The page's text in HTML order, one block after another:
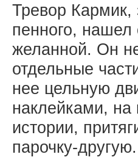
Тревор Кармик,
пенного, нашел
желанной. Он
отдельные
нее цельную
наклейками, на
истории,
парочку-другую.